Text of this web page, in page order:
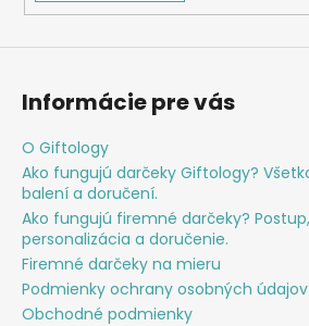
Informácie pre vás
O Giftology
Ako fungujú darčeky Giftology?
balení a doručení.
Ako fungujú firemné darčeky?
personalizácia a doručenie.
Firemné darčeky na mieru
Podmienky ochrany osobných údajov
Obchodné podmienky